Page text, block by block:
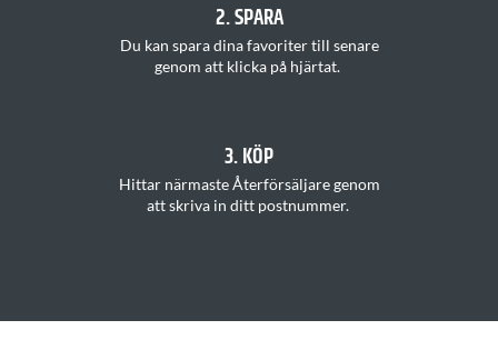
2. SPARA
Du kan spara dina favoritertill senare
genom att klicka på hjärtat.
3. KÖP
Hittarnärmaste Återförsäljare genom
att skriva in ditt postnummer.